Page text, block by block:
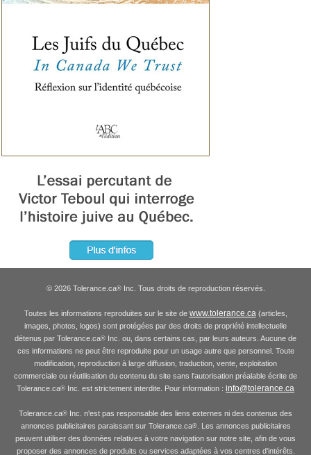
© 2026 Tolerance.ca®Inc. Tous droits de reproduction réservés.
Toutes les informations reproduites sur le site de www.tolerance.ca(articles,
images, photos, logos) sont protégées par des droits de propriété intellectuelle
détenus par Tolerance.ca® Inc. ou, dans certains cas, par leurs auteurs. Aucune de
ces informations ne peut être reproduite pour un usage autre que personnel. Toute
modification, reproduction à large diffusion, traduction, vente, exploitation
commerciale ou réutilisation du contenu du site sans l'autorisation préalable écrite de
Tolerance.ca® Inc. est strictement interdite. Pour information : info@tolerance.ca
Tolerance.ca® Inc. n'est pas responsable des liens externes ni des contenus des
annonces publicitaires paraissant sur Tolerance.ca®. Les annonces publicitaires
peuvent utiliser des données relatives à votre navigation sur notre site, afin de vous
proposer des annonces de produits ou services adaptées à vos centres d'intérêts.